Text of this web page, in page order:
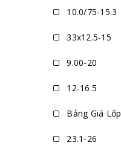
10.0/75-15.3
33x12.5-15
9.00-20
12-16.5
Bảng Giá Lốp
23.1-26